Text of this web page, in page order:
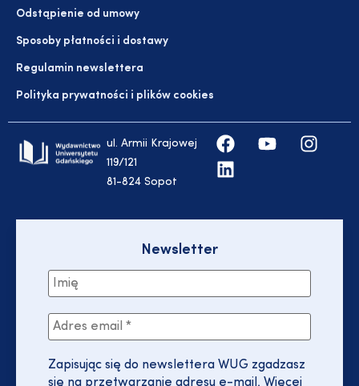
Odstąpienie od umowy
Sposoby płatności i dostawy
Regulamin newslettera
Polityka prywatności i plików cookies
ul. Armii Krajowej
119/121
81-824 Sopot
Newsletter
Zapisując się do newslettera WUG zgadzasz
się na przetwarzanie adresu e-mail. Więcej